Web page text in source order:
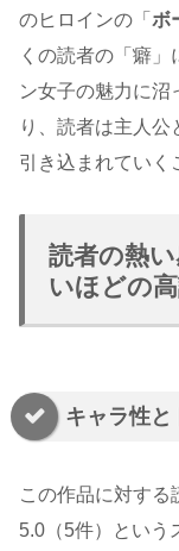
のヒロインの「 ボ
くの読者の「癖
ン女子の魅力に
り、読者は主人
引き込まれていく
読者の熱
いほどの
キャラ性と
この作品に対する
5.0（5件）という